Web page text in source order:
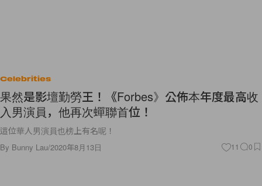
Celebrities
果然是影壇勤勞王！《Forbes》公佈本年度最高收
入男演員，他再次蟬聯首位！
這位華人男演員也榜上有名呢！
By Bunny Lau/2020年8月13日 11 0